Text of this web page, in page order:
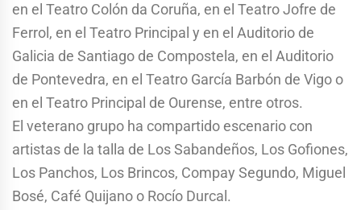
en el Teatro Colón da Coruña, en el Teatro Jofre de
Ferrol, en el Teatro Principal y en el Auditorio de
Galicia de Santiago de Compostela, en el Auditorio
de Pontevedra, en el Teatro García Barbón de Vigo o
en el Teatro Principal de Ourense, entre otros.
El veterano grupo ha compartido escenario con
artistas de la talla de Los Sabandeños, Los Gofiones,
Los Panchos, Los Brincos, Compay Segundo, Miguel
Bosé, Café Quijano o Rocío Durcal.